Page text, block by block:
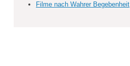
Filme nach Wahrer Begebenheit